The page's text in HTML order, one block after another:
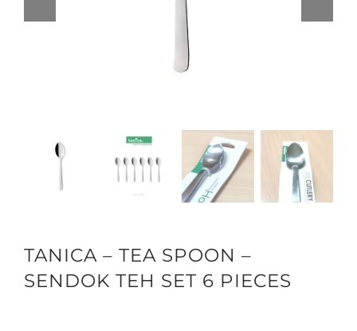
TANICA – TEA SPOON –
SENDOK TEH SET 6 PIECES